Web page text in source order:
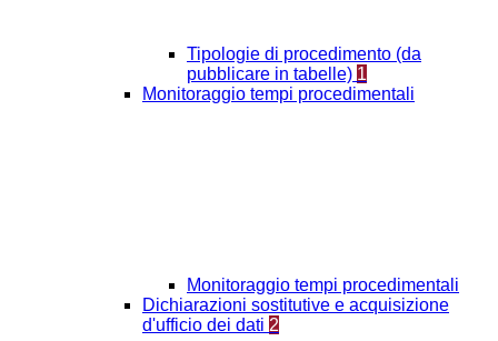
Tipologie di procedimento (da
pubblicare in tabelle) 1
Monitoraggio tempi procedimentali
Monitoraggio tempi procedimentali
Dichiarazioni sostitutive e acquisizione
d'ufficio dei dati 2